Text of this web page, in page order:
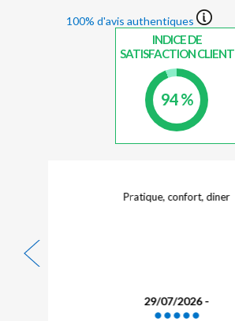
100% d'avis authentiques
INDICE DE
SATISFACTION CLIENT
94 %
Pratique, confort, diner
29/07/2026 -